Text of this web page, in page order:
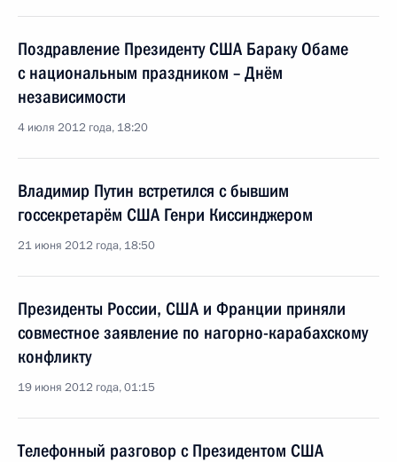
Поздравление Президенту США Бараку Обаме
с национальным праздником – Днём
независимости
4 июля 2012 года, 18:20
Владимир Путин встретился с бывшим
госсекретарём США Генри Киссинджером
21 июня 2012 года, 18:50
Президенты России, США и Франции приняли
совместное заявление по нагорно-карабахскому
конфликту
19 июня 2012 года, 01:15
Телефонный разговор с Президентом США